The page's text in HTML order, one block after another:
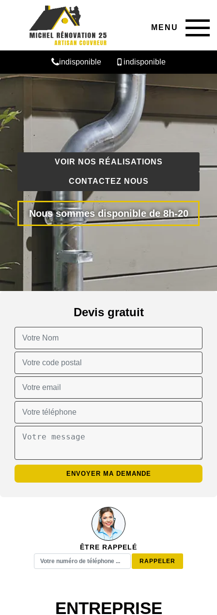
MENU
indisponible indisponible
VOIR NOS RÉALISATIONS
CONTACTEZ NOUS
Nous sommes disponible de 8h-20
Devis gratuit
ÊTRE RAPPELÉ
ENTREPRISE